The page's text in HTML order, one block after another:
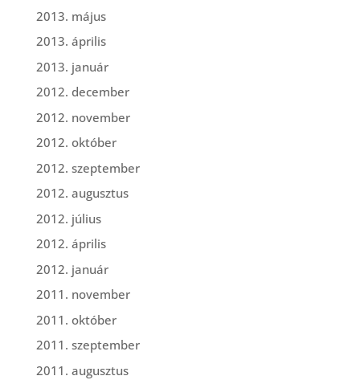
2013. május
2013. április
2013. január
2012. december
2012. november
2012. október
2012. szeptember
2012. augusztus
2012. július
2012. április
2012. január
2011. november
2011. október
2011. szeptember
2011. augusztus